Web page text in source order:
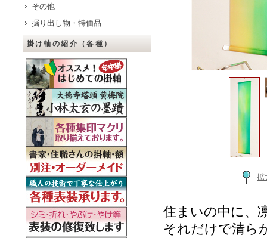
その他
掘り出し物・特価品
掛け軸の紹介（各種）
拡
住まいの中に、
それだけで清ら